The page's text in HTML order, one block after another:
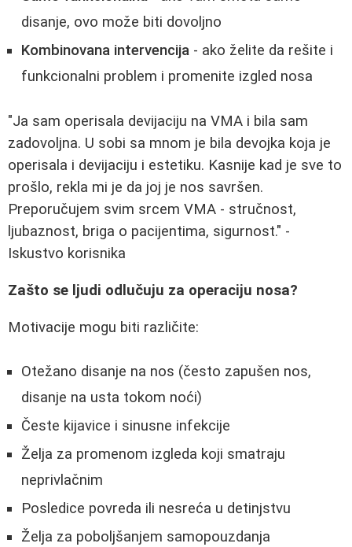
disanje, ovo može biti dovoljno
Kombinovana intervencija - ako želite da rešite i
funkcionalni problem i promenite izgled nosa
"Ja sam operisala devijaciju na VMA i bila sam
zadovoljna. U sobi sa mnom je bila devojka koja je
operisala i devijaciju i estetiku. Kasnije kad je sve to
prošlo, rekla mi je da joj je nos savršen.
Preporučujem svim srcem VMA - stručnost,
ljubaznost, briga o pacijentima, sigurnost." -
Iskustvo korisnika
Zašto se ljudi odlučuju za operaciju nosa?
Motivacije mogu biti različite:
Otežano disanje na nos (često zapušen nos,
disanje na usta tokom noći)
Česte kijavice i sinusne infekcije
Želja za promenom izgleda koji smatraju
neprivlačnim
Posledice povreda ili nesreća u detinjstvu
Želja za poboljšanjem samopouzdanja